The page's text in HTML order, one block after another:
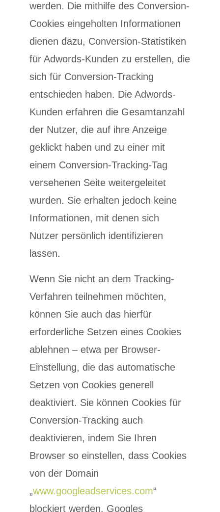
werden. Die mithilfe des Conversion-
Cookies eingeholten Informationen
dienen dazu, Conversion-Statistiken
für Adwords-Kunden zu erstellen, die
sich für Conversion-Tracking
entschieden haben. Die Adwords-
Kunden erfahren die Gesamtanzahl
der Nutzer, die auf ihre Anzeige
geklickt haben und zu einer mit
einem Conversion-Tracking-Tag
versehenen Seite weitergeleitet
wurden. Sie erhalten jedoch keine
Informationen, mit denen sich
Nutzer persönlich identifizieren
lassen.
Wenn Sie nicht an dem Tracking-
Verfahren teilnehmen möchten,
können Sie auch das hierfür
erforderliche Setzen eines Cookies
ablehnen – etwa per Browser-
Einstellung, die das automatische
Setzen von Cookies generell
deaktiviert. Sie können Cookies für
Conversion-Tracking auch
deaktivieren, indem Sie Ihren
Browser so einstellen, dass Cookies
von der Domain
„www.googleadservices.com“
blockiert werden. Googles